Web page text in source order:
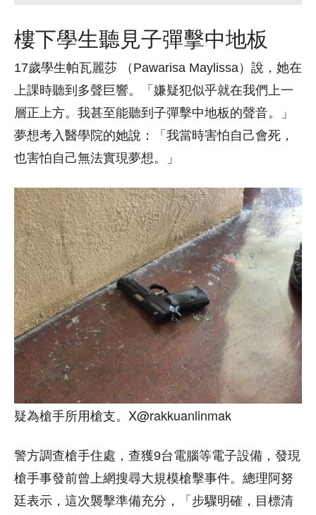
樓下學生聽見子彈擊中地板
17歲學生帕瓦麗莎 （Pawarisa Maylissa）說，她在
上課時聽到多聲巨響。「嫌疑犯似乎就在我們上一
層正上方。我甚至能聽到子彈擊中地板的聲音。」
夢想考入醫學院的她說：「我當時害怕自己會死，
也害怕自己無法實現夢想。」
疑為槍手所用槍支。X@rakkuanlinmak
警方調查槍手住處，查獲9台電腦等電子設備，發現
槍手事發前曾上網搜尋大規模槍擊事件。總理阿努
廷表示，這次襲擊準備充分，「步驟明確，目標清